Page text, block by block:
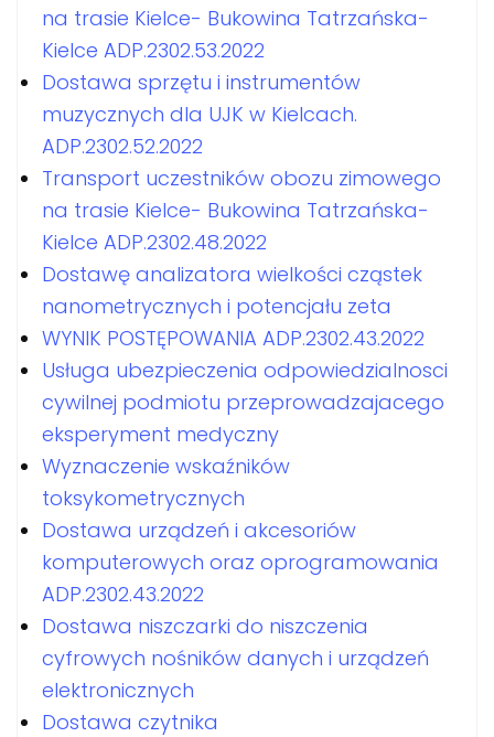
na trasie Kielce- Bukowina Tatrzańska-
Kielce ADP.2302.53.2022
Dostawa sprzętu i instrumentów
muzycznych dla UJK w Kielcach.
ADP.2302.52.2022
Transport uczestników obozu zimowego
na trasie Kielce- Bukowina Tatrzańska-
Kielce ADP.2302.48.2022
Dostawę analizatora wielkości cząstek
nanometrycznych i potencjału zeta
WYNIK POSTĘPOWANIA ADP.2302.43.2022
Usługa ubezpieczenia odpowiedzialnosci
cywilnej podmiotu przeprowadzajacego
eksperyment medyczny
Wyznaczenie wskaźników
toksykometrycznych
Dostawa urządzeń i akcesoriów
komputerowych oraz oprogramowania
ADP.2302.43.2022
Dostawa niszczarki do niszczenia
cyfrowych nośników danych i urządzeń
elektronicznych
Dostawa czytnika